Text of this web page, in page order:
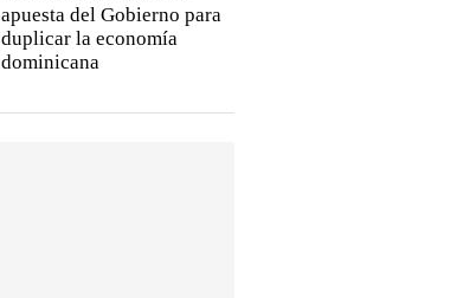
apuesta del Gobierno para
duplicar la economía
dominicana